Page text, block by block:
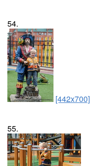
54.
[442x700]
55.